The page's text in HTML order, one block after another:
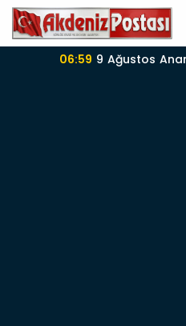
06:57 Anamur’da 09-